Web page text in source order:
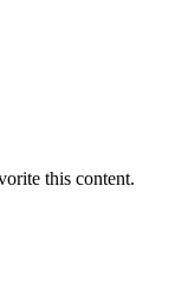
this content.